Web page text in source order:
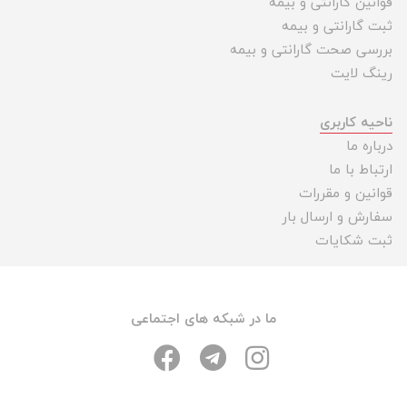
ثبت گارانتی و بیمه
بررسی صحت گارانتی و بیمه
رینگ لایت
ناحیه کاربری
درباره ما
ارتباط با ما
قوانین و مقررات
سفارش و ارسال بار
ثبت شکایات
ما در شبکه های اجتماعی